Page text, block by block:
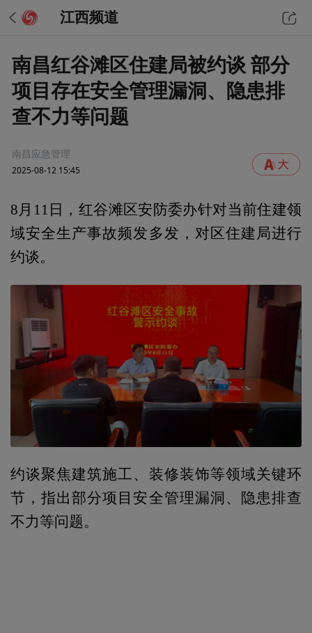
江西频道
南昌红谷滩区住建局被约谈 部分
项目存在安全管理漏洞、隐患排
查不力等问题
南昌应急管理
2025-08-12 15:45
8月11日，红谷滩区安防委办针对当前住建领
域安全生产事故频发多发，对区住建局进行
约谈。
约谈聚焦建筑施工、装修装饰等领域关键环
节，指出部分项目安全管理漏洞、隐患排查
不力等问题。